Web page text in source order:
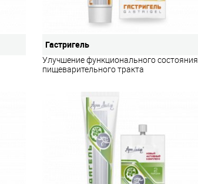
Гастригель
Улучшение функционального состояния
пищеварительного тракта